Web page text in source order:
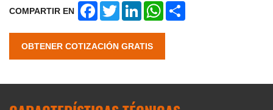
COMPARTIR EN FacebookTwitterLinkedInWhatsApp
OBTENER COTIZACIÓN GRATIS